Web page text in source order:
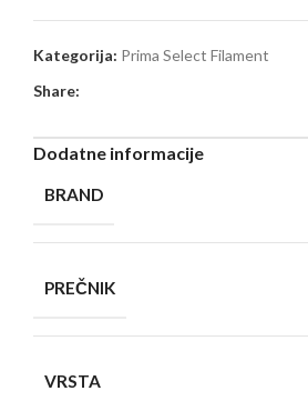
Kategorija: Prima Select Filament
Share:
Dodatne informacije
BRAND
PREČNIK
VRSTA